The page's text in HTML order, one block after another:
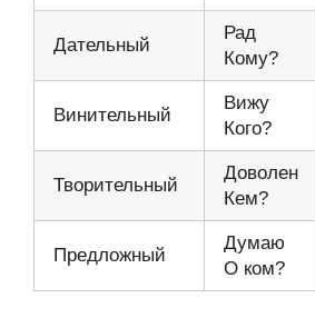
Дательный
Рад
Кому?
Винительный
Вижу
Кого?
Творительный
Доволен
Кем?
Предложный
Думаю
О ком?